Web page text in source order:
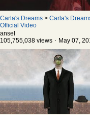
Carla's Dreams > Carla's
Official Video
ansel
105,755,038 views ･ May 07,